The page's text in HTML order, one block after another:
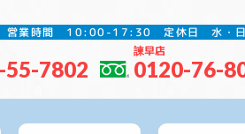
営業時間 10:00-17:30 定休日 水・日
55-7802
諫早店
0120-76-